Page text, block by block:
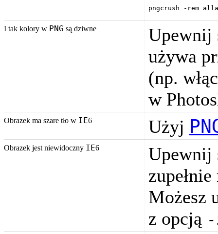
pngcrush -rem
I tak kolory w PNG są dziwne
Upewnij
używa
(np.
w
Obrazek ma szare tło w IE6 Użyj
Obrazek jest niewidoczny IE6
Upewnij
Możesz
z opcją